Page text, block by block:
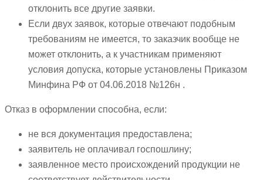
отклонить все другие заявки.
Если двух заявок, которые отвечают подобным
требованиям не имеется, то заказчик вообще не
может отклонить, а к участникам применяют
условия допуска, которые установлены Приказом
Минфина РФ от 04.06.2018 №126н .
Отказ в оформлении способна, если:
не вся документация предоставлена;
заявитель не оплачивал госпошлину;
заявленное место происхождений продукции не